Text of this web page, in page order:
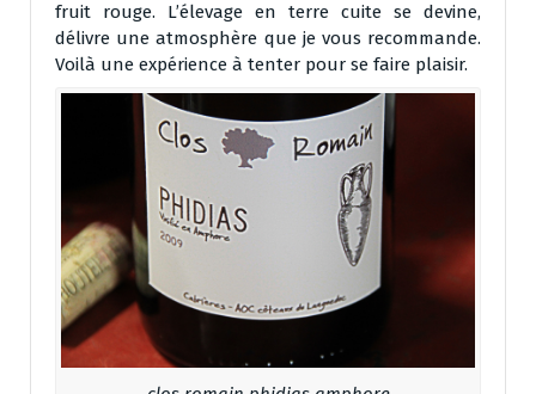
fruit rouge. L’élevage en terre cuite se devine,
délivre une atmosphère que je vous recommande.
Voilà une expérience à tenter pour se faire plaisir.